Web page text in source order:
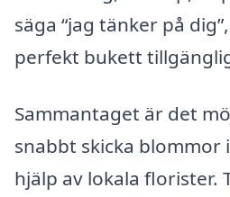
säga “jag tänker på
perfekt bukett
Sammantaget är det
snabbt skicka blommor
hjälp av lokala florister.